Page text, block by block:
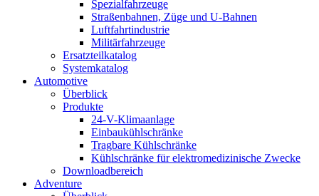
Spezialfahrzeuge
Straßenbahnen, Züge und U-Bahnen
Luftfahrtindustrie
Militärfahrzeuge
Ersatzteilkatalog
Systemkatalog
Automotive
Überblick
Produkte
24-V-Klimaanlage
Einbaukühlschränke
Tragbare Kühlschränke
Kühlschränke für elektromedizinische Zwecke
Downloadbereich
Adventure